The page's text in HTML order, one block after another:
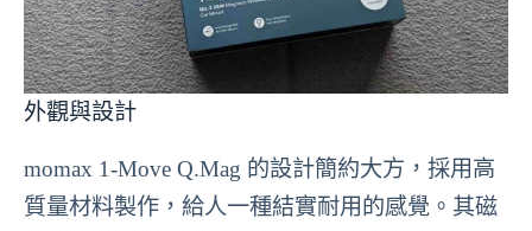
外觀與設計
momax 1-Move Q.Mag 的設計簡約大方，採用高
質量材料製作，給人一種結實耐用的感覺。其磁